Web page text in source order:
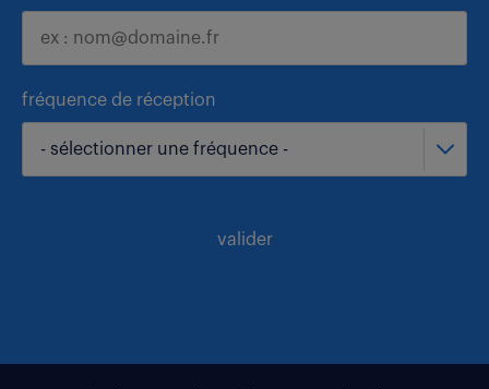
fréquence de réception
- sélectionner une fréquence -
valider